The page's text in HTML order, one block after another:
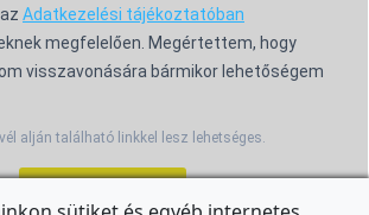
Adatkezelési tájékoztatóban
megfelelően. Megértettem, hogy
visszavonására bármikor lehetőségem
alján található linkkel lesz lehetséges.